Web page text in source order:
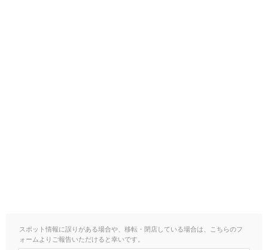
スポット情報に誤りがある場合や、移転・閉店している場合は、こちらのフ
ォームよりご報告いただけると幸いです。